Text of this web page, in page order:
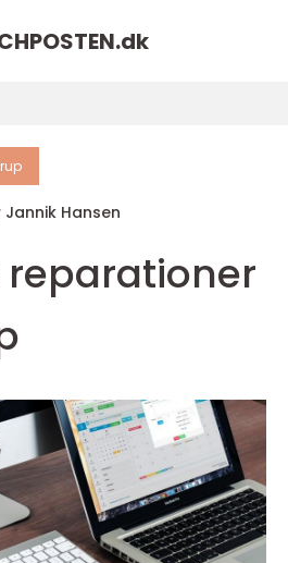
dk
Jannik Hansen
reparationer